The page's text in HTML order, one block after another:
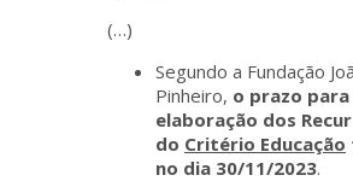
(…)
Segundo a Fundação
Pinheiro, o prazo para
elaboração dos
do Critério Educação
no dia 30/11/2023.